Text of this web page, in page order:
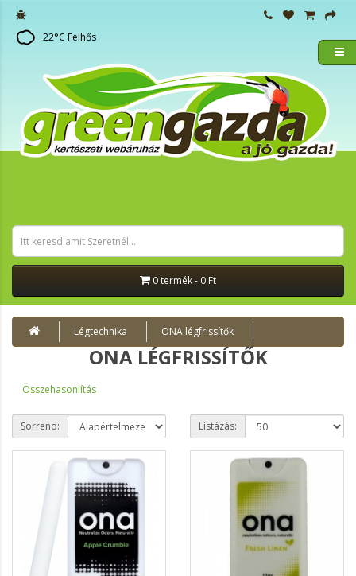
22°C Felhős
0 termék - 0 Ft
Légtechnika ONA légfrissítők
ONA LÉGFRISSÍTŐK
Összehasonlítás
Sorrend: Listázás: